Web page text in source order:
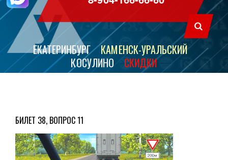
ЕКАТЕРИНБУРГ
КАМЕНСК-УРАЛЬСКИЙ
КОСУЛИНО
СКИДКИ
БИЛЕТ 38, ВОПРОС 11